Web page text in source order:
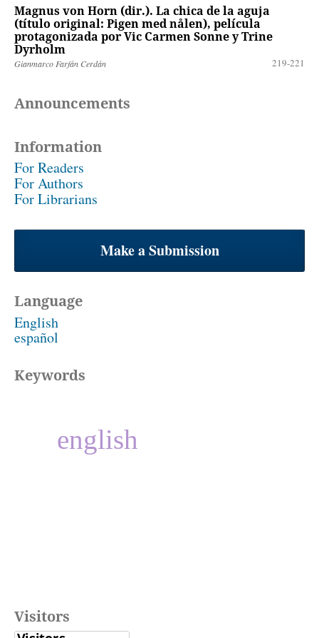
Magnus von Horn (dir.). La chica de la aguja
(título original: Pigen med nålen), película
protagonizada por Vic Carmen Sonne y Trine
Dyrholm
Gianmarco Farfán Cerdán 219-221
Announcements
Information
For Readers
For Authors
For Librarians
Make a Submission
Language
English
español
Keywords
english
Visitors